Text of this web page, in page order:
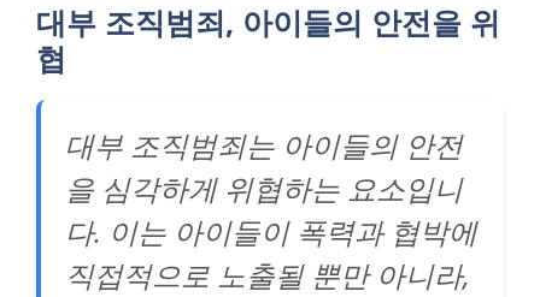
대부 조직범죄, 아이들의 안전을 위
협
대부 조직범죄는 아이들의 안전
을 심각하게 위협하는 요소입니
다. 이는 아이들이 폭력과 협박에
직접적으로 노출될 뿐만 아니라,